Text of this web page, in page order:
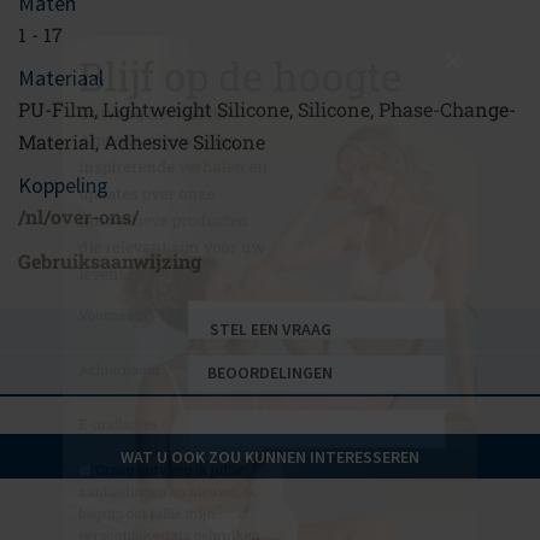
Amoena nieuws, tips,
inspirerende verhalen en
updates over onze
innovatieve producten
die relevant zijn voor uw
levensstijl
E-mailadres*
1 - 17
Materiaal
PU-Film, Lightweight Silicone, Silicone, Phase-Change-
Material, Adhesive Silicone
Koppeling
/nl/over-ons/
Gebruiksaanwijzing
STEL EEN VRAAG
BEOORDELINGEN
WAT U OOK ZOU KUNNEN INTERESSEREN